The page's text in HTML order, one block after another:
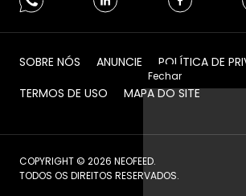
Fechar
SOBRE NÓS ANUNCIE
POLÍTICA DE
TERMOS DE USO
MAPA DO SITE
COPYRIGHT © 2026 NEOFEED.
TODOS OS DIREITOS RESERVADOS.